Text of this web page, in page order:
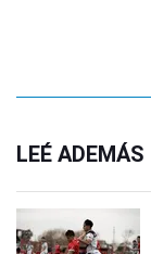
LEÉ ADEMÁS